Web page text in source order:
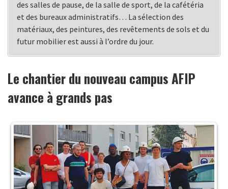
des salles de pause, de la salle de sport, de la cafétéria
et des bureaux administratifs… La sélection des
matériaux, des peintures, des revêtements de sols et du
futur mobilier est aussi à l’ordre du jour.
Le chantier du nouveau campus AFIP
avance à grands pas